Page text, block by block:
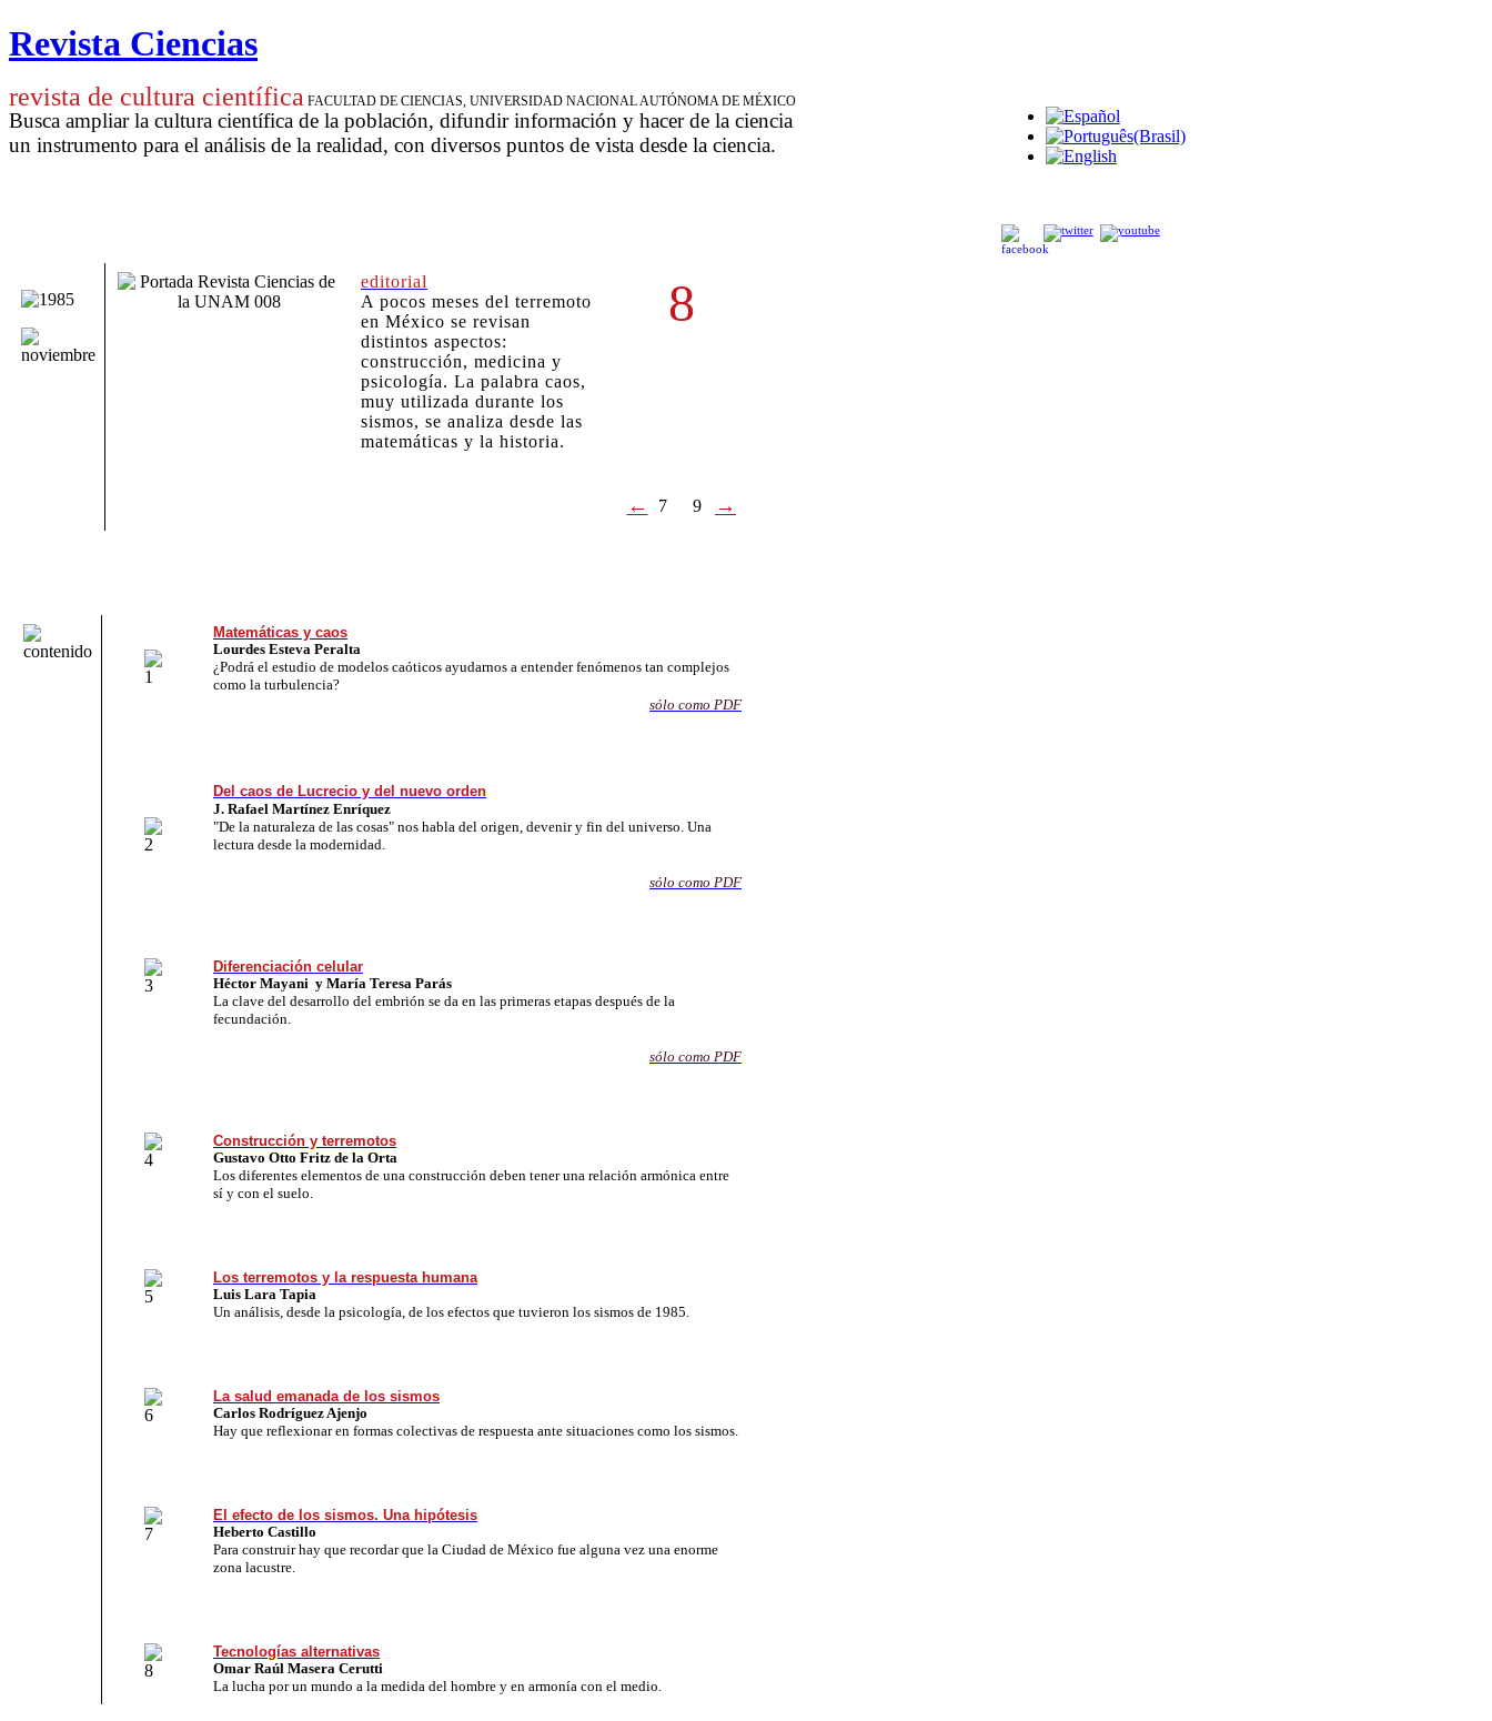
Revista Ciencias
revista de cultura científica FACULTAD DE CIENCIAS, UNIVERSIDAD NACIONAL AUTÓNOMA DE MÉXICO
Busca ampliar la cultura científica de la población, difundir información y hacer de la ciencia
un instrumento para el análisis de la realidad, con diversos puntos de vista desde la ciencia.
editorial
A pocos meses del terremoto
en México se revisan
distintos aspectos:
construcción, medicina y
psicología. La palabra caos,
muy utilizada durante los
sismos, se analiza desde las
matemáticas y la historia.
8
← 7 9 →
Matemáticas y caos
Lourdes Esteva Peralta
¿Podrá el estudio de modelos caóticos ayudarnos a entender fenómenos tan complejos
como la turbulencia?
sólo como PDF
Del caos de Lucrecio y del nuevo orden
J. Rafael Martínez Enríquez
"De la naturaleza de las cosas" nos habla del origen, devenir y fin del universo. Una
lectura desde la modernidad.
sólo como PDF
Diferenciación celular
Héctor Mayani y María Teresa Parás
La clave del desarrollo del embrión se da en las primeras etapas después de la
fecundación.
sólo como PDF
Construcción y terremotos
Gustavo Otto Fritz de la Orta
Los diferentes elementos de una construcción deben tener una relación armónica entre
sí y con el suelo.
Los terremotos y la respuesta humana
Luis Lara Tapia
Un análisis, desde la psicología, de los efectos que tuvieron los sismos de 1985.
La salud emanada de los sismos
Carlos Rodríguez Ajenjo
Hay que reflexionar en formas colectivas de respuesta ante situaciones como los sismos.
El efecto de los sismos. Una hipótesis
Heberto Castillo
Para construir hay que recordar que la Ciudad de México fue alguna vez una enorme
zona lacustre.
Tecnologías alternativas
Omar Raúl Masera Cerutti
La lucha por un mundo a la medida del hombre y en armonía con el medio.